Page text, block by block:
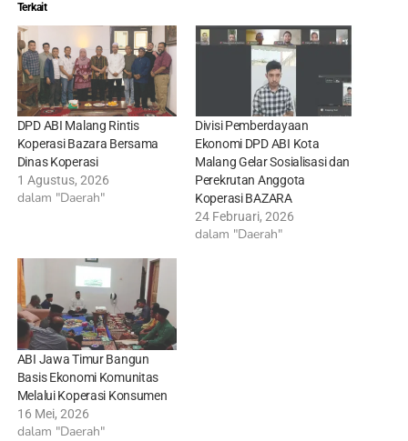
Terkait
DPD ABI Malang Rintis
Koperasi Bazara Bersama
Dinas Koperasi
1 Agustus, 2026
dalam "Daerah"
Divisi Pemberdayaan
Ekonomi DPD ABI Kota
Malang Gelar Sosialisasi dan
Perekrutan Anggota
Koperasi BAZARA
24 Februari, 2026
dalam "Daerah"
ABI Jawa Timur Bangun
Basis Ekonomi Komunitas
Melalui Koperasi Konsumen
16 Mei, 2026
dalam "Daerah"